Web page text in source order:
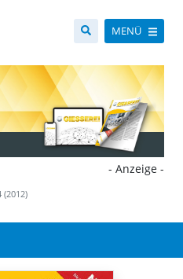
MENÜ
- Anzeige -
(2012)